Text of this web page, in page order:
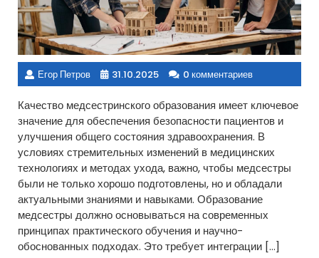
Егор Петров 31.10.2025 0 комментариев
Качество медсестринского образования имеет ключевое
значение для обеспечения безопасности пациентов и
улучшения общего состояния здравоохранения. В
условиях стремительных изменений в медицинских
технологиях и методах ухода, важно, чтобы медсестры
были не только хорошо подготовлены, но и обладали
актуальными знаниями и навыками. Образование
медсестры должно основываться на современных
принципах практического обучения и научно-
обоснованных подходах. Это требует интеграции […]